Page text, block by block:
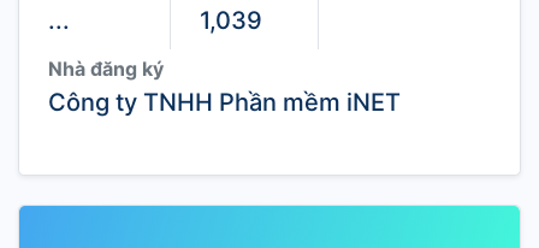
... 1,039
Nhà đăng ký
Công ty TNHH Phần mềm iNET